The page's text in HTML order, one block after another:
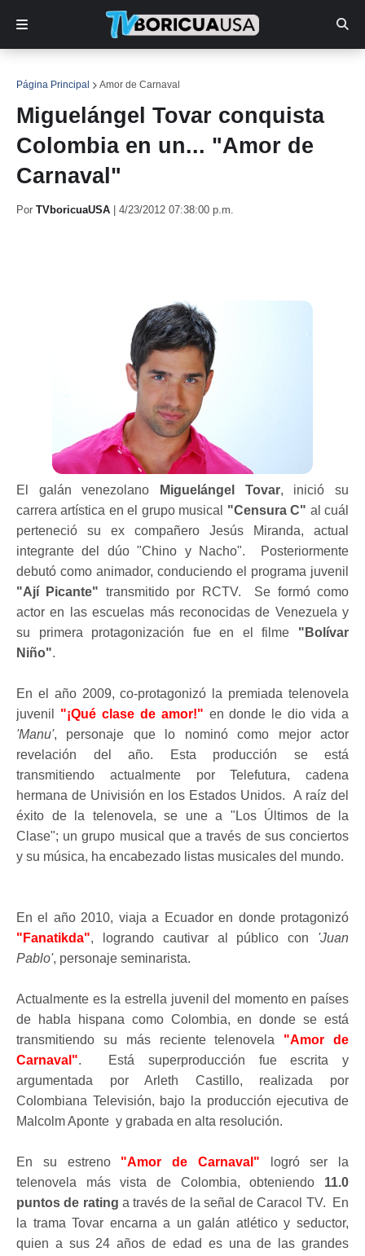
Página Principal Amor de Carnaval
Miguelángel Tovar conquista
Colombia en un... "Amor de
Carnaval"
Por TVboricuaUSA 4/23/2012 07:38:00 p.m.
El galán venezolano Miguelángel Tovar, inició su
carrera artística en el grupo musical "Censura C" al cuál
perteneció su ex compañero Jesús Miranda, actual
integrante del dúo "Chino y Nacho". Posteriormente
debutó como animador, conduciendo el programa juvenil
"Ají Picante" transmitido por RCTV. Se formó como
actor en las escuelas más reconocidas de Venezuela y
su primera protagonización fue en el filme "Bolívar
Niño".
En el año 2009, co-protagonizó la premiada telenovela
juvenil "¡Qué clase de amor!" en donde le dio vida a
'Manu', personaje que lo nominó como mejor actor
revelación del año. Esta producción se está
transmitiendo actualmente por Telefutura, cadena
hermana de Univisión en los Estados Unidos. A raíz del
éxito de la telenovela, se une a "Los Últimos de la
Clase"; un grupo musical que a través de sus conciertos
y su música, ha encabezado listas musicales del mundo.
En el año 2010, viaja a Ecuador en donde protagonizó
"Fanatikda", logrando cautivar al público con 'Juan
Pablo', personaje seminarista.
Actualmente es la estrella juvenil del momento en países
de habla hispana como Colombia, en donde se está
transmitiendo su más reciente telenovela "Amor de
Carnaval". Está superproducción fue escrita y
argumentada por Arleth Castillo, realizada por
Colombiana Televisión, bajo la producción ejecutiva de
Malcolm Aponte y grabada en alta resolución.
En su estreno "Amor de Carnaval" logró ser la
telenovela más vista de Colombia, obteniendo 11.0
puntos de rating a través de la señal de Caracol TV. En
la trama Tovar encarna a un galán atlético y seductor,
quien a sus 24 años de edad es una de las grandes